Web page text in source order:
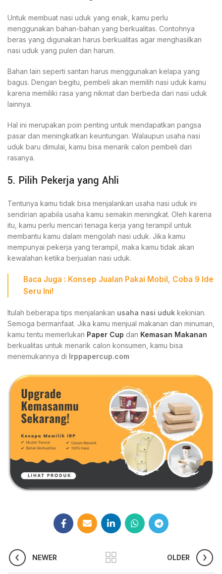
Untuk membuat nasi uduk yang enak, kamu perlu
menggunakan bahan-bahan yang berkualitas. Contohnya
beras yang digunakan harus berkualitas agar menghasilkan
nasi uduk yang pulen dan harum.
Bahan lain seperti santan harus menggunakan kelapa yang
bagus. Dengan begitu, pembeli akan memilih nasi uduk kamu
karena memiliki rasa yang nikmat dan berbeda dari nasi uduk
lainnya.
Hal ini merupakan poin penting untuk mendapatkan pangsa
pasar dan meningkatkan keuntungan. Walaupun usaha nasi
uduk baru dimulai, kamu bisa menarik calon pembeli dari
rasanya.
5. Pilih Pekerja yang Ahli
Tentunya kamu tidak bisa menjalankan usaha nasi uduk ini
sendirian apabila usaha kamu semakin meningkat. Oleh karena
itu, kamu perlu mencari tenaga kerja yang terampil untuk
membantu kamu dalam mengolah nasi uduk. Jika kamu
mempunyai pekerja yang terampil, maka kamu tidak akan
kewalahan ketika berjualan nasi uduk.
Baca Juga : Konsep Jualan Pakai Mobil, Coba 9 Ide
Seru Ini!
Itulah beberapa tips menjalankan usaha nasi uduk kekinian.
Semoga bermanfaat. Jika kamu menjual makanan dan minuman,
kamu tentu memerlukan Paper Cup dan Kemasan Makanan
berkualitas untuk menarik calon konsumen, kamu bisa
menemukannya di Irppapercup.com
NEWER OLDER